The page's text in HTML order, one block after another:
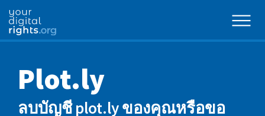
Plot.ly
ลบบัญชี plot.ly ของคุณหรือขอ